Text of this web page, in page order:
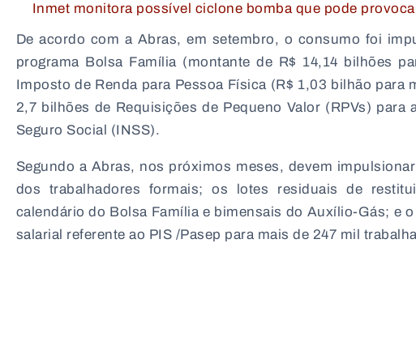
Inmet monitora possível ciclone bomba que pode
De acordo com a Abras, em setembro, o consumo foi
programa Bolsa Família (montante de R$ 14,14 bilhões
Imposto de Renda para Pessoa Física (R$ 1,03 bilhão
2,7 bilhões de Requisições de Pequeno Valor (RPVs)
Seguro Social (INSS).
Segundo a Abras, nos próximos meses, devem
dos trabalhadores formais; os lotes residuais de
calendário do Bolsa Família e bimensais do Auxílio-Gás; e
salarial referente ao PIS /Pasep para mais de 247 mil